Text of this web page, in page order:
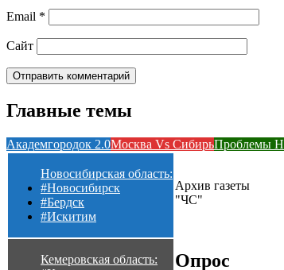
Email *
Сайт
Главные темы
Академгородок 2.0Москва Vs СибирьПроблемы
Новосибирская область:
#Новосибирск
#Бердск
#Искитим
Кемеровская область:
Архив газеты
"ЧС"
Опрос